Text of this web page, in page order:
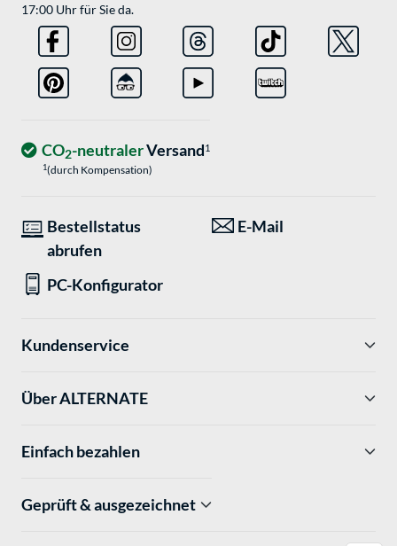
17:00 Uhr für Sie da.
CO2-neutralerVersand1
1(durch Kompensation)
Bestellstatus
abrufen
E-Mail
PC-Konfigurator
Kundenservice
Über ALTERNATE
Einfach bezahlen
Geprüft & ausgezeichnet